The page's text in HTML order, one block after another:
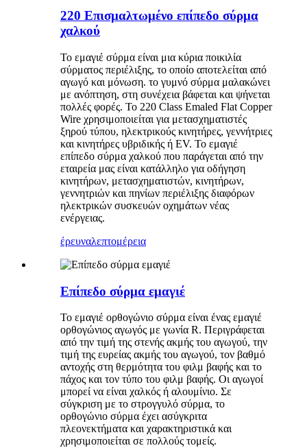
220 Επισμαλτωμένο επίπεδο σύρμα
χαλκού
Το εμαγιέ σύρμα είναι μια κύρια ποικιλία
σύρματος περιέλιξης, το οποίο αποτελείται από
αγωγό και μόνωση. το γυμνό σύρμα μαλακώνει
με ανόπτηση, στη συνέχεια βάφεται και ψήνεται
πολλές φορές. Το 220 Class Emaled Flat Copper
Wire χρησιμοποιείται για μετασχηματιστές
ξηρού τύπου, ηλεκτρικούς κινητήρες, γεννήτριες
και κινητήρες υβριδικής ή EV. Το εμαγιέ
επίπεδο σύρμα χαλκού που παράγεται από την
εταιρεία μας είναι κατάλληλο για οδήγηση
κινητήρων, μετασχηματιστών, κινητήρων,
γεννητριών και πηνίων περιέλιξης διαφόρων
ηλεκτρικών συσκευών οχημάτων νέας
ενέργειας.
έρευναλεπτομέρεια
Επίπεδο σύρμα εμαγιέ
Το εμαγιέ ορθογώνιο σύρμα είναι ένας εμαγιέ
ορθογώνιος αγωγός με γωνία R. Περιγράφεται
από την τιμή της στενής ακμής του αγωγού, την
τιμή της ευρείας ακμής του αγωγού, τον βαθμό
αντοχής στη θερμότητα του φιλμ βαφής και το
πάχος και τον τύπο του φιλμ βαφής. Οι αγωγοί
μπορεί να είναι χαλκός ή αλουμίνιο. Σε
σύγκριση με το στρογγυλό σύρμα, το
ορθογώνιο σύρμα έχει ασύγκριτα
πλεονεκτήματα και χαρακτηριστικά και
χρησιμοποιείται σε πολλούς τομείς.